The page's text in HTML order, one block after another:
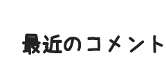
最近のコメント